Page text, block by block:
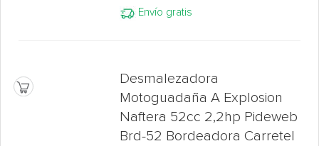
Envío gratis
Desmalezadora
Motoguadaña A Explosion
Naftera 52cc 2,2hp Pideweb
Brd-52 Bordeadora Carretel